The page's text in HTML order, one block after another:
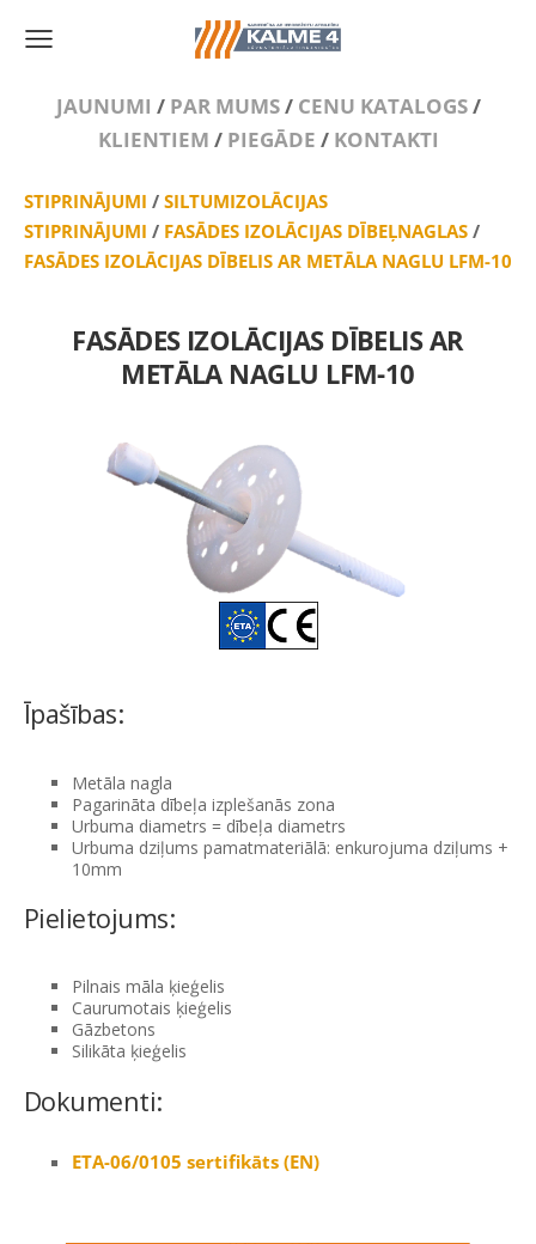
JAUNUMI / PAR MUMS/ CENU KATALOGS/
KLIENTIEM / PIEGĀDE / KONTAKTI
STIPRINĀJUMI / SILTUMIZOLĀCIJAS
STIPRINĀJUMI / FASĀDES IZOLĀCIJAS DĪBEĻNAGLAS /
FASĀDES IZOLĀCIJAS DĪBELIS AR METĀLA NAGLU LFM-10
FASĀDES IZOLĀCIJAS DĪBELIS AR
METĀLA NAGLU LFM-10
Īpašības:
Metāla nagla
Pagarināta dībeļa izplešanās zona
Urbuma diametrs = dībeļa diametrs
Urbuma dziļums pamatmateriālā: enkurojuma dziļums +
10mm
Pielietojums:
Pilnais māla ķieģelis
Caurumotais ķieģelis
Gāzbetons
Silikāta ķieģelis
Dokumenti:
ETA-06/0105 sertifikāts (EN)